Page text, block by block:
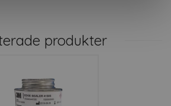
produkter